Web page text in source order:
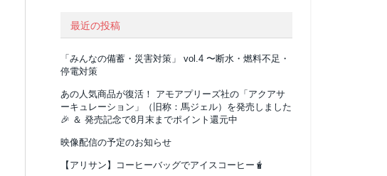
最近の投稿
「みんなの備蓄・災害対策」 vol.4 〜断水・燃料不足・
停電対策
あの人気商品が復活！ アモアプリーズ社の「アクアサ
ーキュレーション」（旧称：馬ジェル）を発売しました
🎉 ＆ 発売記念で8月末までポイント還元中
映像配信の予定のお知らせ
【アリサン】コーヒーバッグでアイスコーヒー🧋